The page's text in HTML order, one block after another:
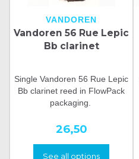
VANDOREN
Vandoren 56 Rue Lepic
Bb clarinet
Single Vandoren 56 Rue Lepic
Bb clarinet reed in FlowPack
packaging.
26,50
See all options